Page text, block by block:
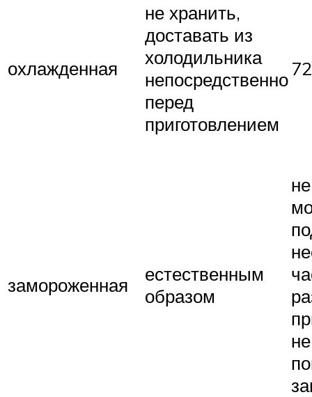
охлажденная
не хранить,
доставать из
холодильника
непосредственно
перед
приготовлением
замороженная
естественным
образом